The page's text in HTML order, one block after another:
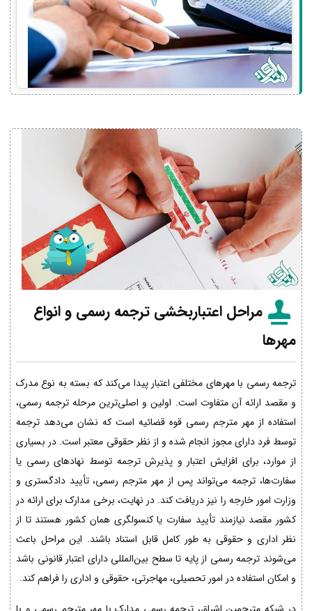
مراحل اعتباربخشی ترجمه رسمی و انواع
مهرها
ترجمه رسمی با مهرهای مختلفی اعتبار پیدا می‌کند که بسته به نوع مدرک
و مقصد ارائه آن متفاوت است. اولین و اصلی‌ترین مرحله ترجمه رسمی،
استفاده از مهر مترجم رسمی قوه قضائیه است که نشان می‌دهد ترجمه
توسط فرد دارای مجوز انجام شده و از نظر حقوقی معتبر است. در بسیاری
از موارد، برای افزایش اعتبار و پذیرش ترجمه توسط نهادهای رسمی یا
سفارت‌ها، ترجمه می‌تواند پس از مهر مترجم رسمی، تأیید دادگستری و
وزارت امور خارجه را نیز دریافت کند. در نهایت، برخی مدارک برای ارائه در
کشور مقصد نیازمند تأیید سفارت یا کنسولگری همان کشور هستند تا از
نظر اداری و حقوقی به طور کامل قابل استناد باشند. این مراحل باعث
می‌شوند ترجمه رسمی از پایه تا سطح بین‌المللی دارای اعتبار قانونی باشد
و امکان استفاده در امور تحصیلی، مهاجرتی، حقوقی و اداری را فراهم کند.